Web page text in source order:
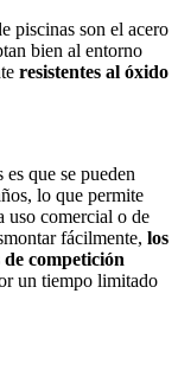
piscinas son el acero
bien al entorno
resistentes al óxido
que se pueden
lo que permite
uso comercial o de
fácilmente, los
de competición
un tiempo limitado